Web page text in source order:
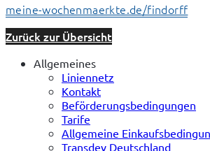
meine-wochenmaerkte.de/findorff
Zurück zur Übersicht
Allgemeines
Liniennetz
Kontakt
Beförderungsbedingungen
Tarife
Allgemeine
Transdev Deutschland